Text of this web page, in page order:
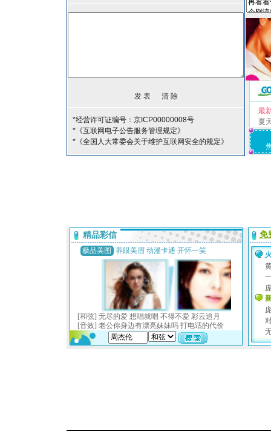
*经营许可证编号：京ICP00000008号
*《互联网电子公告服务管理规定》
*《全国人大常委会关于维护互联网安全的规定》
最
夏